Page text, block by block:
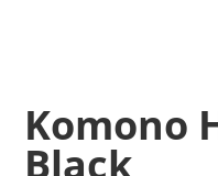
Komono
Black